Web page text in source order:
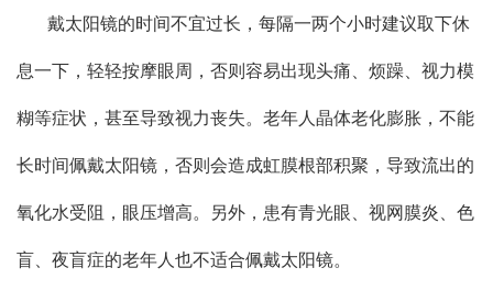
戴太阳镜的时间不宜过长，每隔一两个小时建议取下休
息一下，轻轻按摩眼周，否则容易出现头痛、烦躁、视力模
糊等症状，甚至导致视力丧失。老年人晶体老化膨胀，不能
长时间佩戴太阳镜，否则会造成虹膜根部积聚，导致流出的
氧化水受阻，眼压增高。另外，患有青光眼、视网膜炎、色
盲、夜盲症的老年人也不适合佩戴太阳镜。